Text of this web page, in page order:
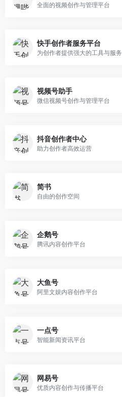
全面的视频创作与管理平台
快手创作者服务平台
为创作者提供强大的工具与服务
视频号助手
微信视频号创作与管理平台
抖音创作者中心
助力创作者高效运营
简书
自由的创作空间
企鹅号
腾讯内容创作平台
大鱼号
阿里文娱内容创作平台
一点号
智能新闻资讯平台
网易号
优质内容创作与传播平台